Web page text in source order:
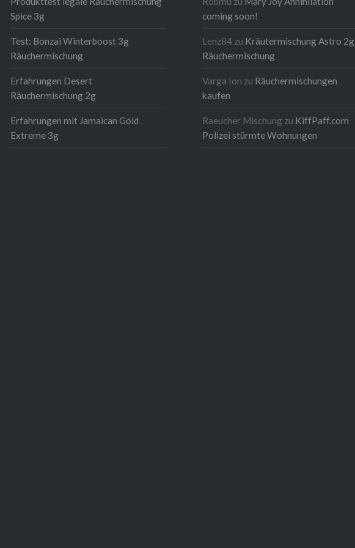
Spice 3g
Test: Bonzai Winterboost 3g
Räuchermischung
Erfahrungen Desert
Räuchermischung 2g
Erfahrungen mit Jamaican Gold
Extreme 3g
coming soon!
Lenz84 zu Kräutermischung Astro 2g
Räuchermischung
Varga Ion zu Räuchermischungen
kaufen
Raeucher Mischung zu KiffPaff.com
Polizei stürmte Wohnungen